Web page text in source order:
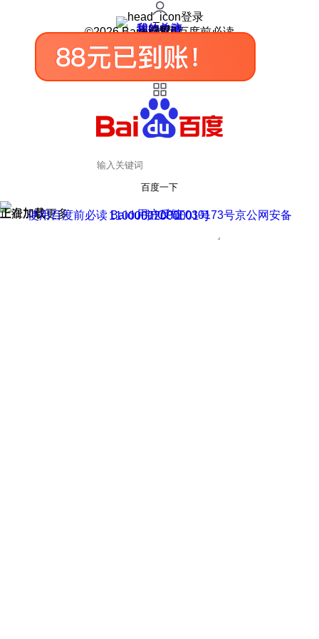
登录
我的关注
我的收藏
皮肤中心
用户反馈
设置
©2026 Baidu 使用百度前必读
百度一下
正在加载
上滑加载更多 用户反馈
使用百度前必读 Baidu 京ICP证030173号
京公网安备11000002000001号